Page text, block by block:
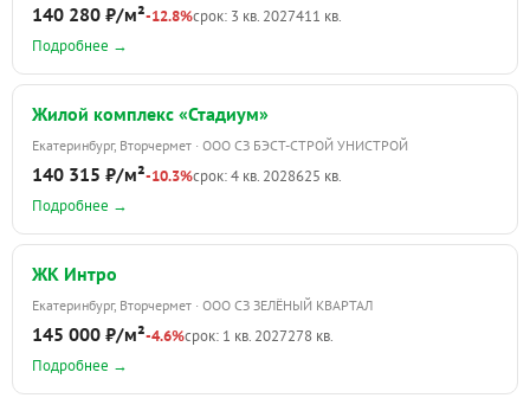
140 280 ₽/м²-12.8%срок: 3 кв. 2027411 кв.
Подробнее →
Жилой комплекс «Стадиум»
Екатеринбург, Вторчермет · ООО СЗ БЭСТ-СТРОЙ УНИСТРОЙ
140 315 ₽/м²-10.3%срок: 4 кв. 2028625 кв.
Подробнее →
ЖК Интро
Екатеринбург, Вторчермет · ООО СЗ ЗЕЛЁНЫЙ КВАРТАЛ
145 000 ₽/м²-4.6%срок: 1 кв. 2027278 кв.
Подробнее →